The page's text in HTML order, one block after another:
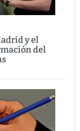
y el
del